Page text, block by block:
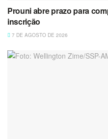
Prouni abre prazo para
inscrição
7 DE AGOSTO DE 2026